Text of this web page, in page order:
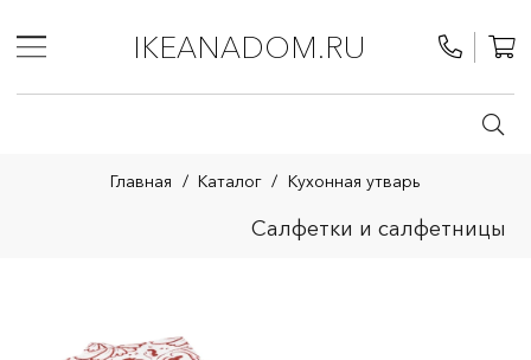
IKEANADOM.RU
Главная / Каталог / Кухонная утварь
Салфетки и салфетницы